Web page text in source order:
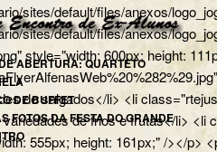
sites/default/files/anexos/
sites/default/files/anexos/
style="width: 600px; height:
de salgados</li> <li
de frios e frutas</li>
555px; height: 161px;" /></
ABERTURA: QUARTETO
DE BUFFET
FOTOS DA FESTA DO GRANDE